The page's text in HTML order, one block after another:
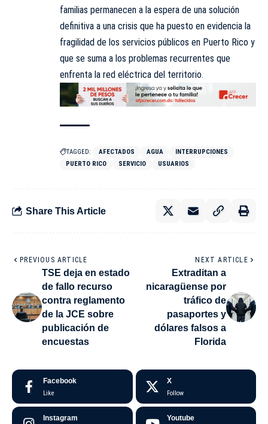
familias permanecen a la espera de una solución
definitiva a una crisis que ha puesto en evidencia la
fragilidad de los servicios públicos en Puerto Rico y
que se suma a los problemas recurrentes que
enfrenta la red eléctrica del territorio.
TAGGED: AFECTADOS AGUA
INTERRUPCIONES
PUERTO RICO
SERVICIO USUARIOS
Share This Article
PREVIOUS ARTICLE
TSE deja en estado
de fallo recurso
contra reglamento
de la JCE sobre
publicación de
encuestas
NEXT ARTICLE
Extraditan a
nicaragüense por
tráfico de
pasaportes y
dólares falsos a
Florida
Facebook
Like
X
Follow
Instagram Youtube